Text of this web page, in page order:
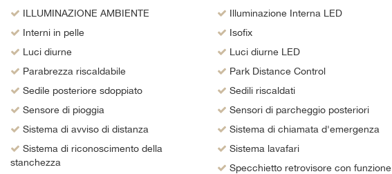
ILLUMINAZIONE AMBIENTE
Interni in pelle
Luci diurne
Parabrezza riscaldabile
Sedile posteriore sdoppiato
Sensore di pioggia
Sistema di avviso di distanza
Sistema di riconoscimento della
stanchezza
Illuminazione Interna LED
Isofix
Luci diurne LED
Park Distance Control
Sedili riscaldati
Sensori di parcheggio posteriori
Sistema di chiamata d'emergenza
Sistema lavafari
Specchietto retrovisore con funzione
Cookie per il miglioramento dell'esperienza utente
Cookie analitici
Cookie di marketing